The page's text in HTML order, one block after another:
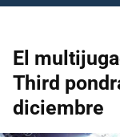
El
Third
diciembre